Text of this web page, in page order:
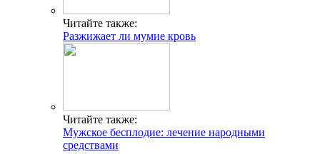
Читайте также:
Разжижает ли мумие кровь
Читайте также:
Мужское бесплодие: лечение народными
средствами